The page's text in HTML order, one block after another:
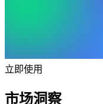
立即使用
市场洞察